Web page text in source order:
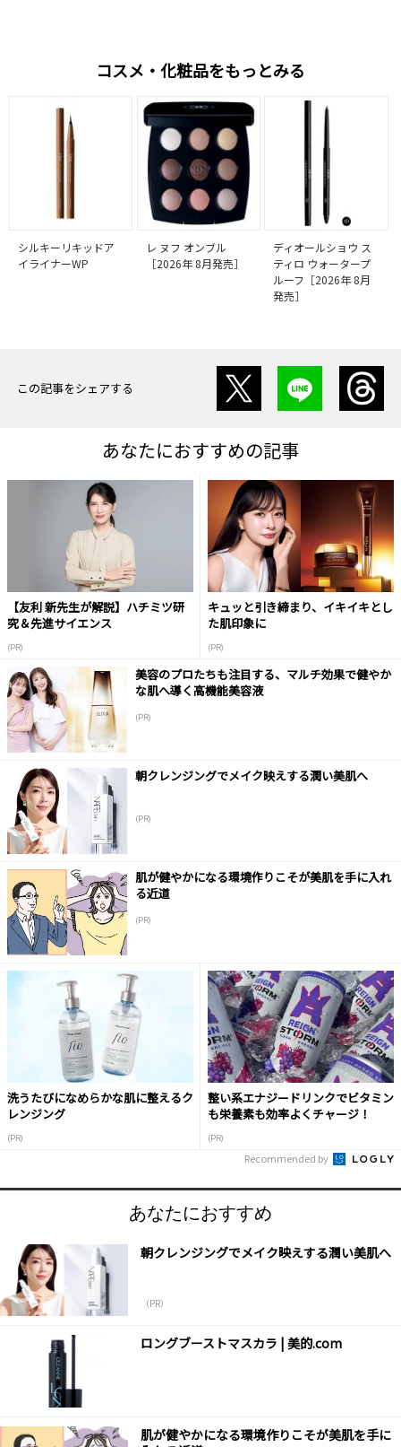
コスメ・化粧品をもっとみる
シルキーリキッドア
イライナーWP
レ ヌフ オンブル
［2026年 8月発売］
ディオールショウ ス
ティロ ウォータープ
ルーフ［2026年 8月
発売］
この記事をシェアする
あなたにおすすめの記事
【友利 新先生が解説】ハチミツ研
究＆先進サイエンス
(PR)
キュッと引き締まり、イキイキとし
た肌印象に
(PR)
美容のプロたちも注目する、マルチ効果で健やか
な肌へ導く高機能美容液
(PR)
朝クレンジングでメイク映えする潤い美肌へ
(PR)
肌が健やかになる環境作りこそが美肌を手に入れ
る近道
(PR)
洗うたびになめらかな肌に整えるク
レンジング
(PR)
整い系エナジードリンクでビタミン
も栄養素も効率よくチャージ！
(PR)
Recommended by
あなたにおすすめ
朝クレンジングでメイク映えする潤い美肌へ
（PR）
ロングブーストマスカラ | 美的.com
肌が健やかになる環境作りこそが美肌を手に